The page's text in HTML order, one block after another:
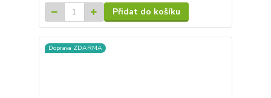
Přidat do košíku
Doprava ZDARMA